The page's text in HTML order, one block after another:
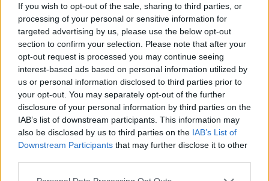
If you wish to opt-out of the sale, sharing to third parties, or
processing of your personal or sensitive information for
targeted advertising by us, please use the below opt-out
section to confirm your selection. Please note that after your
opt-out request is processed you may continue seeing
interest-based ads based on personal information utilized by
us or personal information disclosed to third parties prior to
your opt-out. You may separately opt-out of the further
disclosure of your personal information by third parties on the
IAB’s list of downstream participants. This information may
also be disclosed by us to third parties on the IAB’s List of
Downstream Participants that may further disclose it to other
Please note that this website/app uses one or more Google